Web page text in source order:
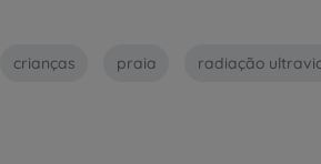
crianças praia radiação